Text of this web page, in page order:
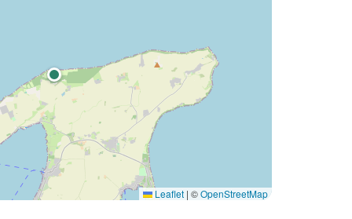
Leaflet | ©OpenStreetMap